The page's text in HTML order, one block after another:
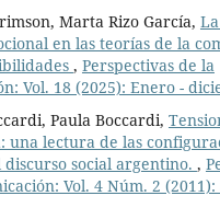
Marta Rizo García,
en las teorías de la
, Perspectivas de la
Vol. 18 (2025): Enero -
Paula Boccardi,
una lectura de las
social argentino. ,
Vol. 4 Núm. 2